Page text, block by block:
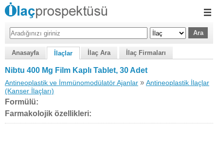
Anasayfa İlaçlar İlaç Ara İlaç Firmaları
Nibtu 400 Mg Film Kaplı Tablet, 30 Adet
Antineoplastik ve İmmünomodülatör Ajanlar » Antineoplastik İlaçlar
(Kanser İlaçları)
Formülü:
Farmakolojik özellikleri: